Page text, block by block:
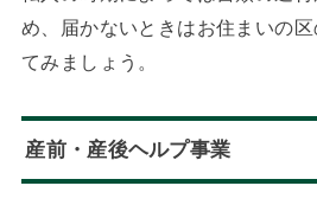
め、届かないときはお住まいの
てみましょう。
産前・産後ヘルプ事業